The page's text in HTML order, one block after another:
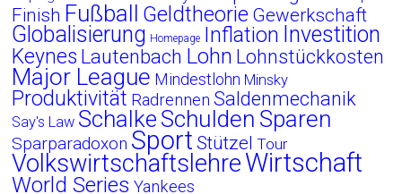
Finish Fußball Geldtheorie Gewerkschaft
Globalisierung Homepage Inflation Investition
Keynes Lautenbach Lohn Lohnstückkosten
Major League Mindestlohn Minsky
Produktivität Radrennen Saldenmechanik
Say's Law Schalke Schulden Sparen
Sparparadoxon Sport Stützel Tour
VolkswirtschaftslehreWirtschaft
World Series Yankees